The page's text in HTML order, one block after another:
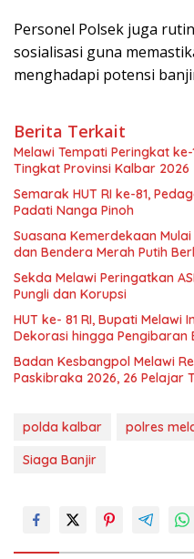
Personel Polsek juga
sosialisasi guna
menghadapi potensi
Berita Terkait
Melawi Tempati Peringkat
Tingkat Provinsi Kalbar 2026
Semarak HUT RI ke-81,
Padati Nanga Pinoh
Suasana Kemerdekaan
dan Bendera Merah Putih
Sekda Melawi Peringatkan
Pungli dan Korupsi
HUT ke- 81 RI, Bupati Melawi
Dekorasi hingga Pengibaran
Badan Kesbangpol Melawi
Paskibraka 2026, 26 Pelajar
polda kalbar polres
Siaga Banjir